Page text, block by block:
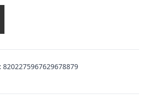
8202275967629678879